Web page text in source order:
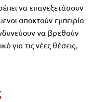
να επανεξετάσουν
αποκτούν εμπειρία
να βρεθούν
για τις νέες θέσεις,